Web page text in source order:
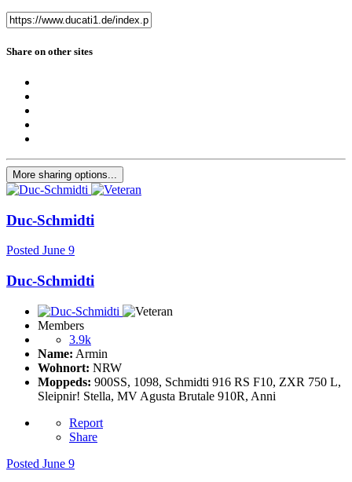
Share on other sites
More sharing options...
Duc-Schmidti
Posted June 9
Duc-Schmidti
Members
3.9k
Name: Armin
Wohnort: NRW
Moppeds: 900SS, 1098, Schmidti 916 RS F10, ZXR 750 L,
Sleipnir! Stella, MV Agusta Brutale 910R, Anni
Report
Share
Posted June 9